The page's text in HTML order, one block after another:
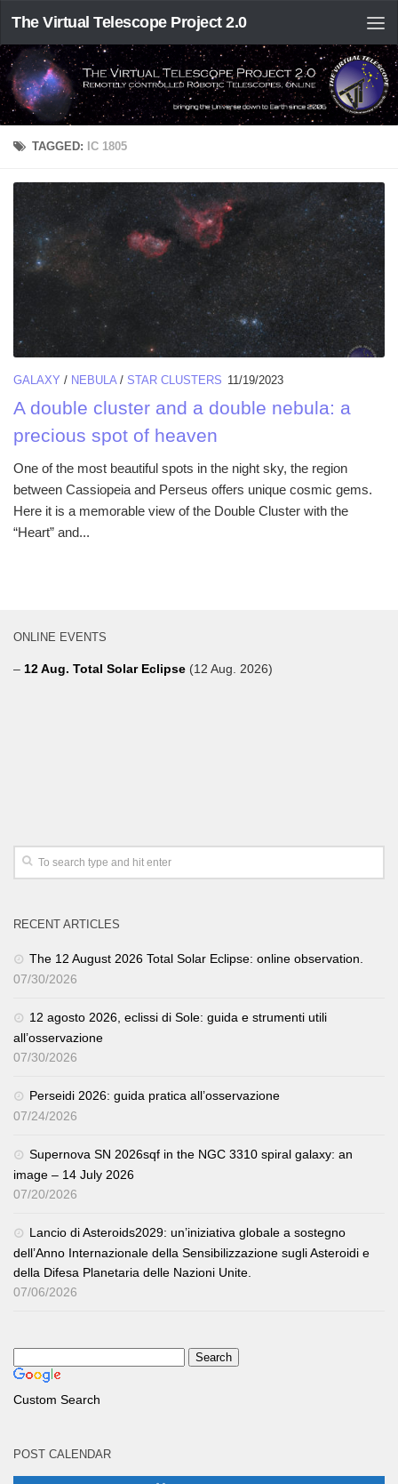
The Virtual Telescope Project 2.0
TAGGED: IC 1805
GALAXY / NEBULA / STAR CLUSTERS 11/19/2023
A double cluster and a double nebula: a
precious spot of heaven
One of the most beautiful spots in the night sky, the region
between Cassiopeia and Perseus offers unique cosmic gems.
Here it is a memorable view of the Double Cluster with the
“Heart” and...
ONLINE EVENTS
– 12 Aug. Total Solar Eclipse (12 Aug. 2026)
RECENT ARTICLES
The 12 August 2026 Total Solar Eclipse: online observation.
07/30/2026
12 agosto 2026, eclissi di Sole: guida e strumenti utili
all’osservazione
07/30/2026
Perseidi 2026: guida pratica all’osservazione
07/24/2026
Supernova SN 2026sqf in the NGC 3310 spiral galaxy: an
image – 14 July 2026
07/20/2026
Lancio di Asteroids2029: un’iniziativa globale a sostegno
dell’Anno Internazionale della Sensibilizzazione sugli Asteroidi e
della Difesa Planetaria delle Nazioni Unite.
07/06/2026
Custom Search
POST CALENDAR